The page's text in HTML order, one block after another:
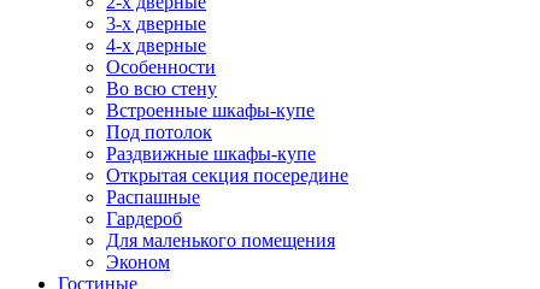
3-х дверные
4-х дверные
Особенности
Во всю стену
Встроенные шкафы-купе
Под потолок
Раздвижные шкафы-купе
Открытая секция посередине
Распашные
Гардероб
Для маленького помещения
Эконом
Гостиные